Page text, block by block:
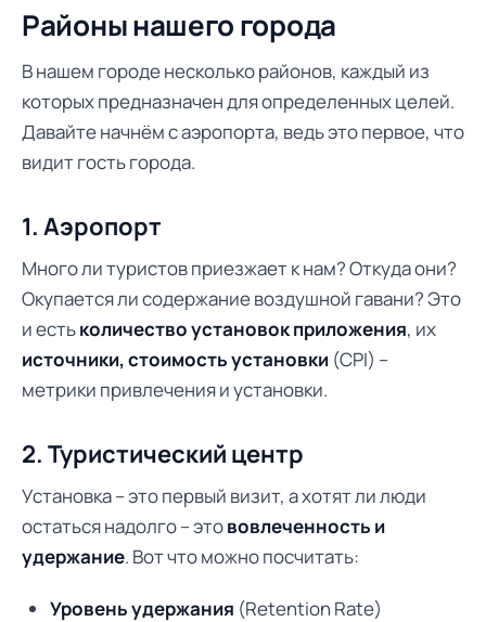
Районы нашего города
В нашем городе несколько районов, каждый из
которых предназначен для определенных целей.
Давайте начнём с аэропорта, ведь это первое, что
видит гость города.
1. Аэропорт
Много ли туристов приезжает к нам? Откуда они?
Окупается ли содержание воздушной гавани? Это
и естьколичество установок приложения, их
источники, стоимость установки (CPI) –
метрики привлечения и установки.
2. Туристический центр
Установка – это первый визит, а хотят ли люди
остаться надолго – этововлеченность и
удержание. Вот что можно посчитать:
Уровень удержания (Retention Rate)